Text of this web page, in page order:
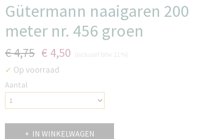
Gütermann naaigaren 200
meter nr. 456 groen
€ 4,75 € 4,50
✓ Op voorraad
Aantal
IN WINKELWAGEN